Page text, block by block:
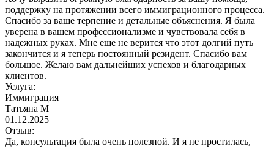
поддержку на протяжении всего иммиграционного процесса.
Спасибо за ваше терпение и детальные объяснения. Я была
уверена в вашем профессионализме и чувствовала себя в
надежных руках. Мне еще не верится что этот долгий путь
закончится и я теперь постоянный резидент. Спасибо вам
большое. Желаю вам дальнейших успехов и благодарных
клиентов.
Услуга:
Иммиграция
Татьяна М
01.12.2025
Отзыв:
Да, консультация была очень полезной. И я не простилась,